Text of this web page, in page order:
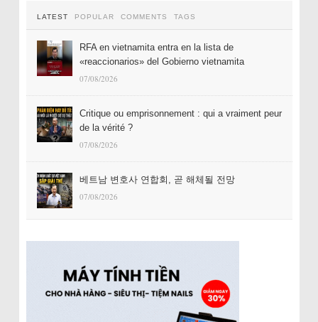
LATEST POPULAR COMMENTS TAGS
RFA en vietnamita entra en la lista de
«reaccionarios» del Gobierno vietnamita
07/08/2026
Critique ou emprisonnement : qui a vraiment peur
de la vérité ?
07/08/2026
베트남 변호사 연합회, 곧 해체될 전망
07/08/2026